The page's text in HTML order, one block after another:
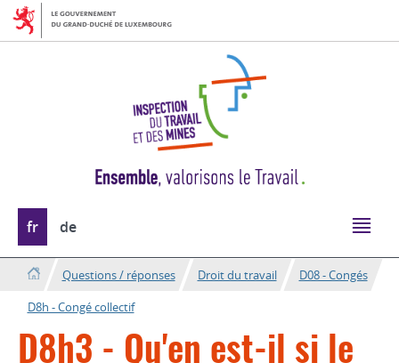
Aller
Aller
au
Changer
de
langue
fr de
Questions / réponses Droit du travail
D08 - Congés
D8h - Congé collectif
D8h3 - Qu'en est-il si le